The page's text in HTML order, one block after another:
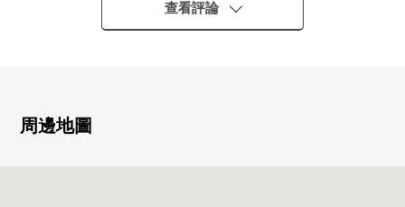
※現行的投資報酬率是對銷售價格的年的現行的租金收
※現行的年租金在現租金的基礎上計算了。
查看評論
周邊地圖